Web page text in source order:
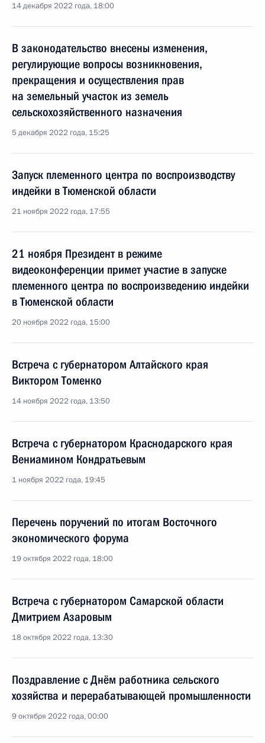
14 декабря 2022 года, 18:00
В законодательство внесены изменения,
регулирующие вопросы возникновения,
прекращения и осуществления прав
на земельный участок из земель
сельскохозяйственного назначения
5 декабря 2022 года, 15:25
Запуск племенного центра по воспроизводству
индейки в Тюменской области
21 ноября 2022 года, 17:55
21 ноября Президент в режиме
видеоконференции примет участие в запуске
племенного центра по воспроизведению индейки
в Тюменской области
20 ноября 2022 года, 15:00
Встреча с губернатором Алтайского края
Виктором Томенко
14 ноября 2022 года, 13:50
Встреча с губернатором Краснодарского края
Вениамином Кондратьевым
1 ноября 2022 года, 19:45
Перечень поручений по итогам Восточного
экономического форума
19 октября 2022 года, 18:00
Встреча с губернатором Самарской области
Дмитрием Азаровым
18 октября 2022 года, 13:30
Поздравление с Днём работника сельского
хозяйства и перерабатывающей промышленности
9 октября 2022 года, 00:00